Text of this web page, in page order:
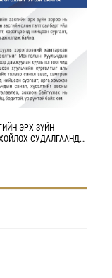
ЭРХ ЗҮЙН
СУДАЛГААНД